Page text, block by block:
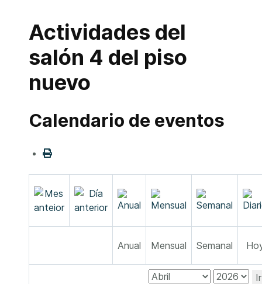
Actividades del
salón 4 del piso
nuevo
Calendario de eventos
Anual Mensual Semanal